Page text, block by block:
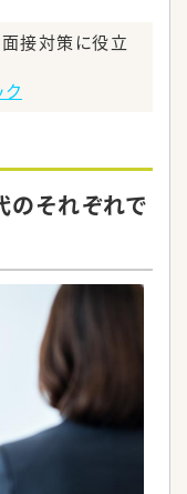
接対策に役立
のそれぞれで